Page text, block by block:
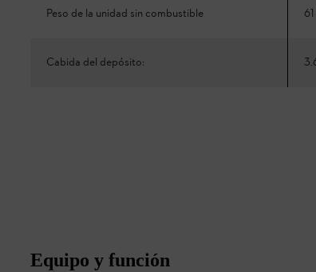
Peso de la unidad sin combustible
Cabida del depósito:
Equipo y función